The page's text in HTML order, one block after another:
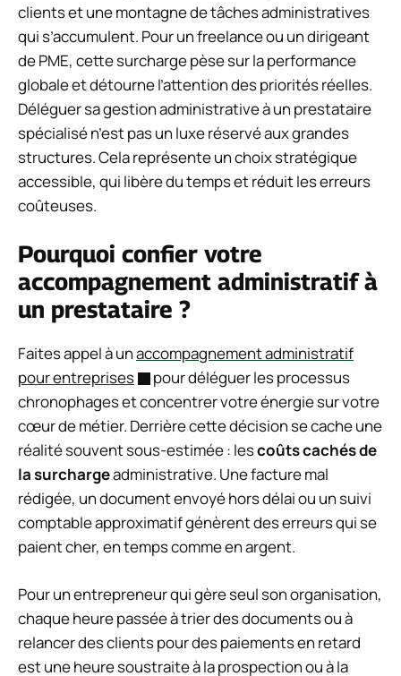
clients et une montagne de tâches administratives
qui s’accumulent. Pour un freelance ou un dirigeant
de PME, cette surcharge pèse sur la performance
globale et détourne l’attention des priorités réelles.
Déléguer sa gestion administrative à un prestataire
spécialisé n’est pas un luxe réservé aux grandes
structures. Cela représente un choix stratégique
accessible, qui libère du temps et réduit les erreurs
coûteuses.
Pourquoi confier votre
accompagnement administratif à
un prestataire ?
Faites appel à unaccompagnement administratif
pour entreprises
pour déléguer les processus
chronophages et concentrer votre énergie sur votre
cœur de métier. Derrière cette décision se cache une
réalité souvent sous-estimée : lescoûts cachés de
la surchargeadministrative. Une facture mal
rédigée, un document envoyé hors délai ou un suivi
comptable approximatif génèrent des erreurs qui se
paient cher, en temps comme en argent.
Pour un entrepreneur qui gère seul son organisation,
chaque heure passée à trier des documents ou à
relancer des clients pour des paiements en retard
est une heure soustraite à la prospection ou à la